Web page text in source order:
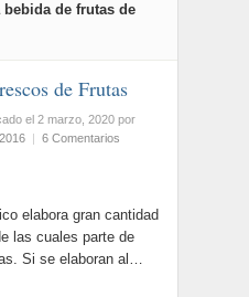
de frutas de
de Frutas
el 2 marzo, 2020 por
| 6 Comentarios
elabora gran cantidad
las cuales parte de
Si se elaboran al…